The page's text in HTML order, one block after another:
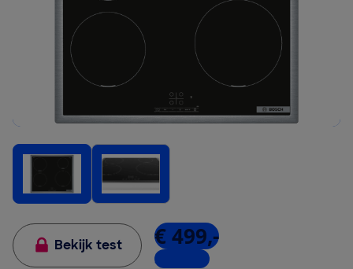
Bekijk test € 499,-
3 winkels